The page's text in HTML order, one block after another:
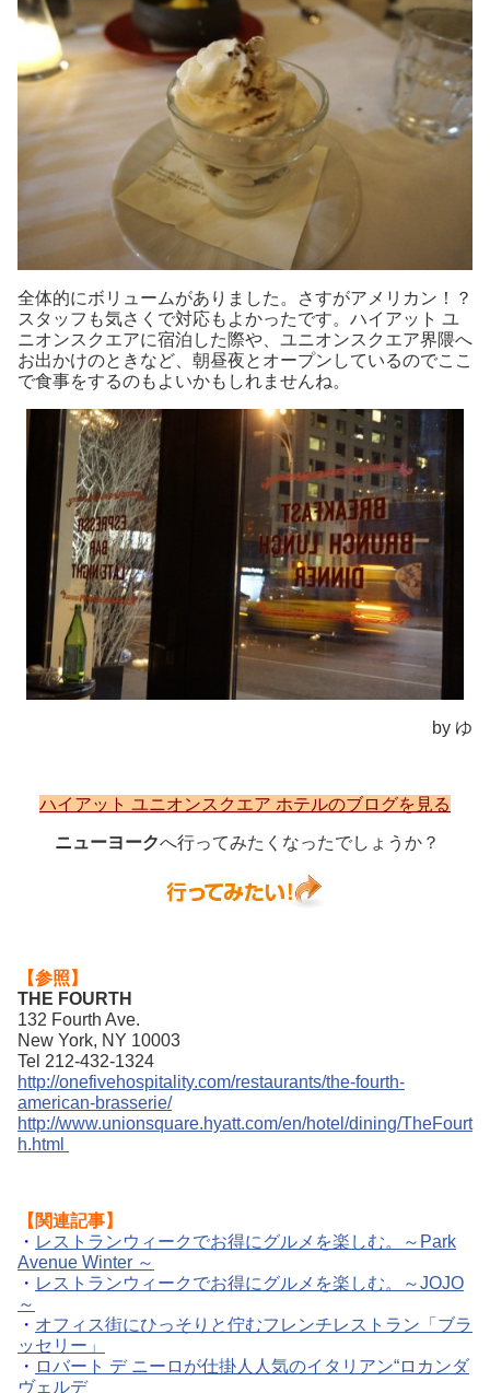
全体的にボリュームがありました。さすがアメリカン！？
スタッフも気さくで対応もよかったです。ハイアット ユ
ニオンスクエアに宿泊した際や、ユニオンスクエア界隈へ
お出かけのときなど、朝昼夜とオープンしているのでここ
で食事をするのもよいかもしれませんね。
by ゆ
ハイアット ユニオンスクエア ホテルのブログを見る
ニューヨークへ行ってみたくなったでしょうか？
【参照】
THE FOURTH
132 Fourth Ave.
New York, NY 10003
Tel 212-432-1324
http://onefivehospitality.com/restaurants/the-fourth-
american-brasserie/
http://www.unionsquare.hyatt.com/en/hotel/dining/TheFourt
h.html
【関連記事】
・ レストランウィークでお得にグルメを楽しむ。
～Park
Avenue Winter ～
・ レストランウィークでお得にグルメを楽しむ。～JOJO
～
・ オフィス街にひっそりと佇むフレンチレストラン「ブラ
ッセリー」
・ ロバート デ ニーロが仕掛人人気のイタリアン“ロカンダ
ヴェルデ